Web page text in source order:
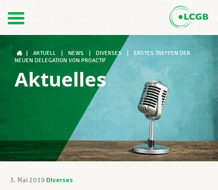
FR
Der LCGB
Gewerkschaftsstrukturen
Unterstützung im Arbeitsalltag
AKTUELL NEWS DIVERSES
ERSTES TREFFEN DER
NEUEN DELEGATION VON PROACTIF
Aktuelles
3. Mai 2019 Diverses